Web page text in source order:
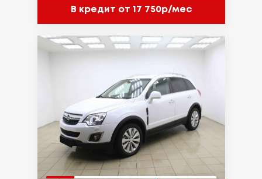
В кредит от 17 750р/мес